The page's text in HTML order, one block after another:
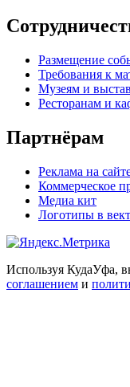
Размещение
Требования к
Музеям и
Ресторанам и
Партнёрам
Реклама на
Коммерческое
Медиа кит
Логотипы в
Используя КудаУфа,
соглашением и